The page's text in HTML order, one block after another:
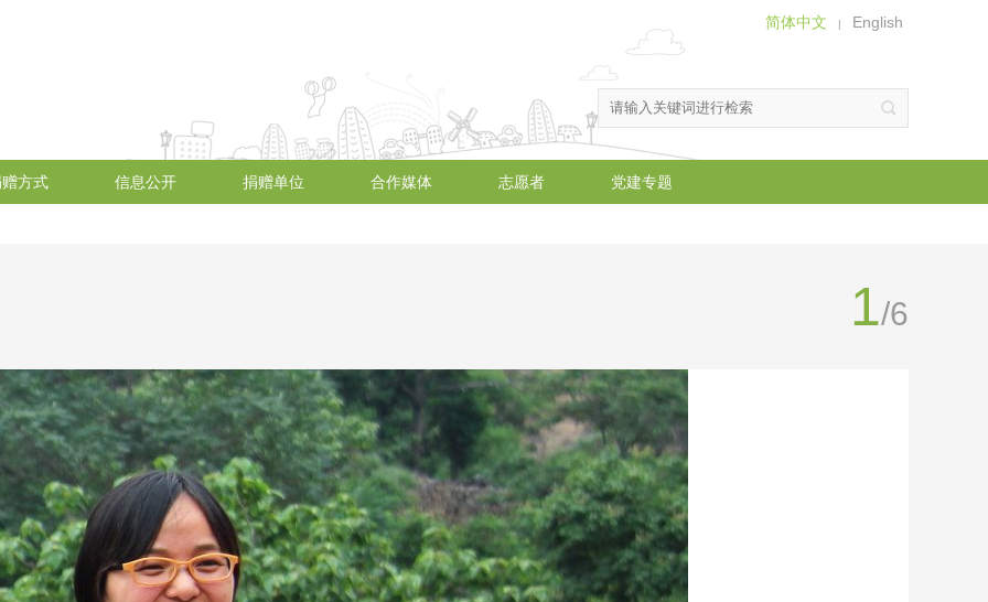
简体中文 | English
方式 信息公开 捐赠单位 合作媒体 志愿者 党建专题
1/6